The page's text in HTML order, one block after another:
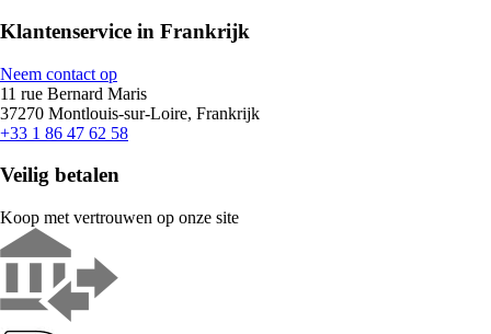
Klantenservice in Frankrijk
Neem contact op
11 rue Bernard Maris
37270 Montlouis-sur-Loire, Frankrijk
+33 1 86 47 62 58
Veilig betalen
Koop met vertrouwen op onze site